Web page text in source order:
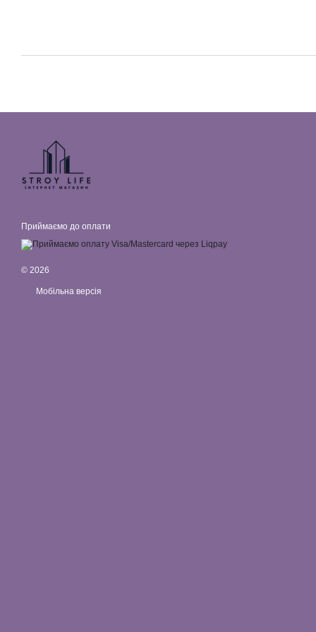
Приймаємо до оплати
© 2026
Мобільна версія